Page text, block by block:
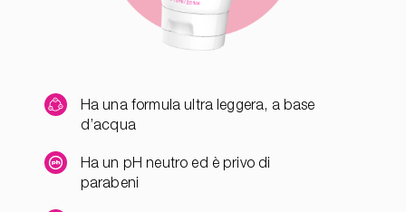
Ha una formula ultra leggera, a base
d’acqua
Ha un pH neutro ed è privo di
parabeni